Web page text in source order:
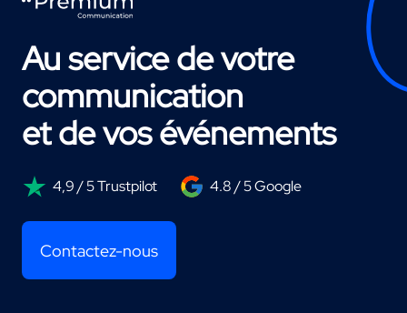
Au service de votre
communication
et de vos événements
4,9 / 5 Trustpilot 4.8 / 5 Google
Contactez-nous